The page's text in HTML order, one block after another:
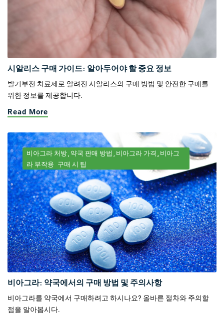
시알리스 구매 가이드: 알아두어야 할 중요 정보
발기부전 치료제로 알려진 시알리스의 구매 방법 및 안전한 구매를
위한 정보를 제공합니다.
Read More
비아그라 처방 약국 판매 방법 비아그라 가격
비아그
라 부작용 구매 시 팁
비아그라: 약국에서의 구매 방법 및 주의사항
비아그라를 약국에서 구매하려고 하시나요? 올바른 절차와 주의할
점을 알아봅시다.